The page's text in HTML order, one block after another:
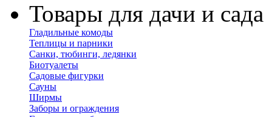
Товары для дачи и сада
Гладильные комоды
Теплицы и парники
Санки, тюбинги, ледянки
Биотуалеты
Садовые фигурки
Сауны
Ширмы
Заборы и ограждения